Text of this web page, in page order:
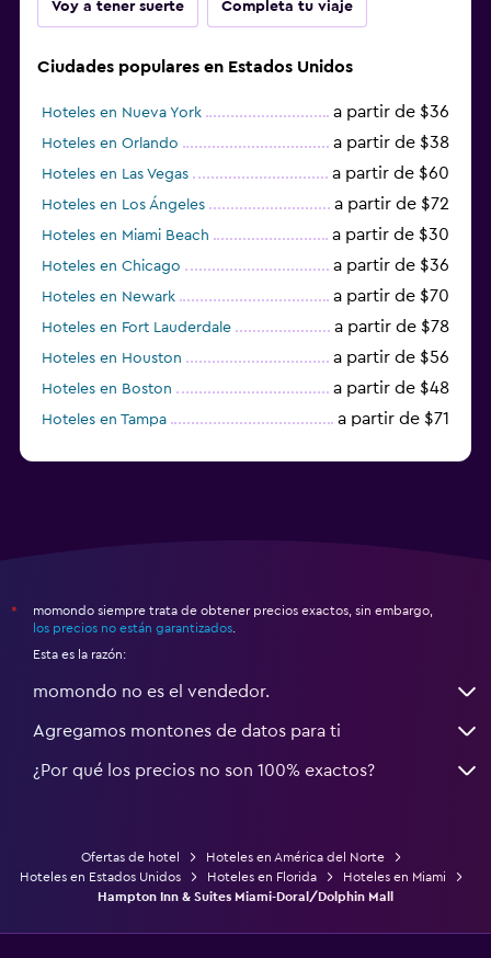
Voy a tener suerte Completa tu viaje
Ciudades populares en Estados Unidos
Hoteles en Nueva York a partir de $36
Hoteles en Orlando a partir de $38
Hoteles en Las Vegas a partir de $60
Hoteles en Los Ángeles a partir de $72
Hoteles en Miami Beach a partir de $30
Hoteles en Chicago a partir de $36
Hoteles en Newark a partir de $70
Hoteles en Fort Lauderdale a partir de $78
Hoteles en Houston a partir de $56
Hoteles en Boston a partir de $48
Hoteles en Tampa a partir de $71
*
momondo siempre trata de obtener precios exactos, sin embargo,
los precios no están garantizados
Esta es la razón:
momondo no es el vendedor.
Agregamos montones de datos para ti
¿Por qué los precios no son 100% exactos?
Ofertas de hotel
Hoteles en América del Norte
Hoteles en Estados Unidos
Hoteles en Florida
Hoteles en Miami
Hampton Inn & Suites Miami-Doral/Dolphin Mall